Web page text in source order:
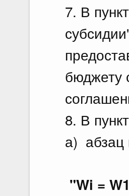
7. В
бюджету
8. В
а) абзац
"Wi =